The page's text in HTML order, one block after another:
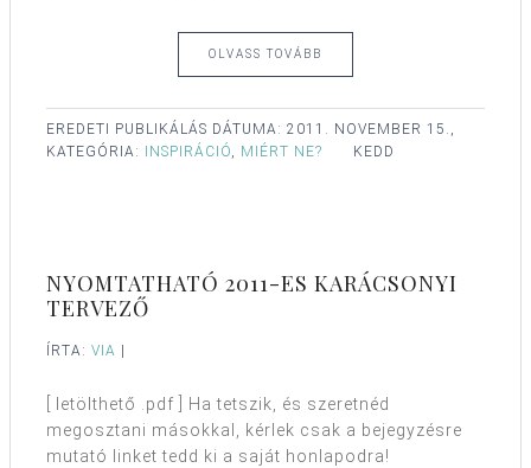
OLVASS TOVÁBB
EREDETI PUBLIKÁLÁS DÁTUMA: 2011. NOVEMBER 15.,
KEDD
KATEGÓRIA: INSPIRÁCIÓ, MIÉRT NE?
NYOMTATHATÓ 2011-ES KARÁCSONYI
TERVEZŐ
ÍRTA: VIA
[ letölthető .pdf ] Ha tetszik, és szeretnéd
megosztani másokkal, kérlek csak a bejegyzésre
mutató linket tedd ki a saját honlapodra!